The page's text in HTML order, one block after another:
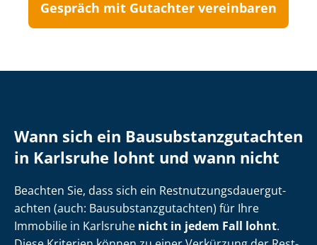
Gespräch mit Gutachter vereinbaren
Wann sich ein Bau­sub­stanz­gut­ach­ten
in Karlsruhe lohnt und wann nicht
Beachten Sie, dass sich ein Rest­nut­zungs­dau­er­gut­
ach­ten (auch: Bau­sub­stanz­gut­ach­ten) für Ihre
Immobilie in Karlsruhe nicht in jedem Fall lohnt.